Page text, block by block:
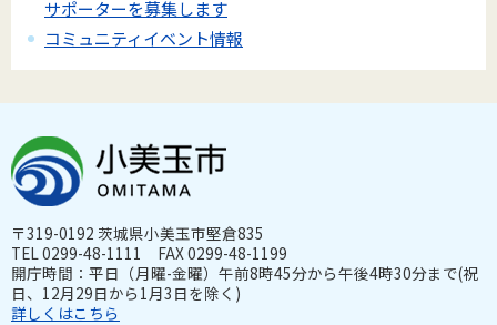
サポーターを募集します
コミュニティイベント情報
〒319-0192 茨城県小美玉市堅倉835
TEL 0299-48-1111 FAX 0299-48-1199
開庁時間：平日（月曜-金曜）午前8時45分から午後4時30分まで(祝
日、12月29日から1月3日を除く)
詳しくはこちら